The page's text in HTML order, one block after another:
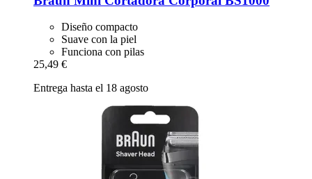
Diseño compacto
Suave con la piel
Funciona con pilas
25,49 €
Entrega hasta el 18 agosto